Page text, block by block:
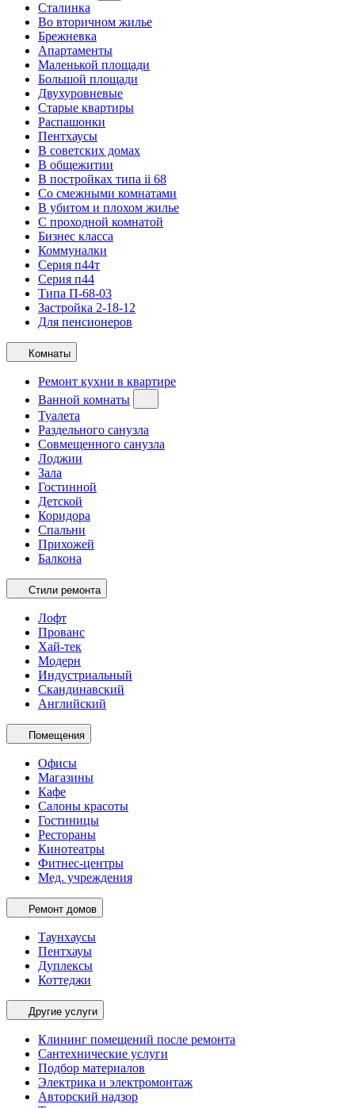
Сталинка
Во вторичном жилье
Брежневка
Апартаменты
Маленькой площади
Большой площади
Двухуровневые
Старые квартиры
Распашонки
Пентхаусы
В советских домах
В общежитии
В постройках типа ii 68
Со смежными комнатами
В убитом и плохом жилье
С проходной комнатой
Бизнес класса
Коммуналки
Серия п44т
Серия п44
Типа П-68-03
Застройка 2-18-12
Для пенсионеров
Комнаты
Ремонт кухни в квартире
Ванной комнаты
Туалета
Раздельного санузла
Совмещенного санузла
Лоджии
Зала
Гостинной
Детской
Коридора
Спальни
Прихожей
Балкона
Стили ремонта
Лофт
Прованс
Хай-тек
Модерн
Индустриальный
Скандинавский
Английский
Помещения
Офисы
Магазины
Кафе
Салоны красоты
Гостиницы
Рестораны
Кинотеатры
Фитнес-центры
Мед. учреждения
Ремонт домов
Таунхаусы
Пентхауы
Дуплексы
Коттеджи
Другие услуги
Клининг помещений после ремонта
Сантехнические услуги
Подбор материалов
Электрика и электромонтаж
Авторский надзор